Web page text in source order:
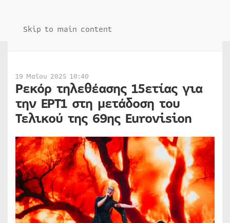
Skip to main content
19 Μαΐου 2025 10:40
Ρεκόρ τηλεθέασης 15ετίας για
την ΕΡΤ1 στη μετάδοση του
Τελικού της 69ης Eurovision